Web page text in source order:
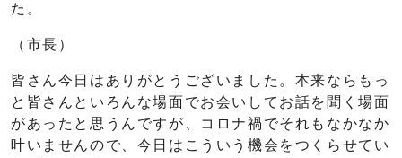
た。
（市長）
皆さん今日はありがとうございました。本来ならもっ
と皆さんといろんな場面でお会いしてお話を聞く場面
があったと思うんですが、コロナ禍でそれもなかなか
叶いませんので、今日はこういう機会をつくらせてい